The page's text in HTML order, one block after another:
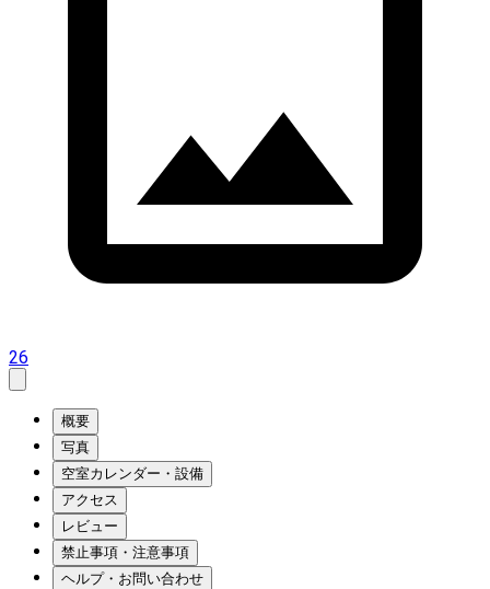
26
概要
写真
空室カレンダー・設備
アクセス
レビュー
禁止事項・注意事項
ヘルプ・お問い合わせ